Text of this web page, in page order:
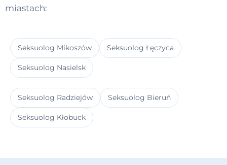
miastach:
Seksuolog Mikoszów Seksuolog Łęczyca
Seksuolog Nasielsk
Seksuolog Radziejów Seksuolog Bieruń
Seksuolog Kłobuck